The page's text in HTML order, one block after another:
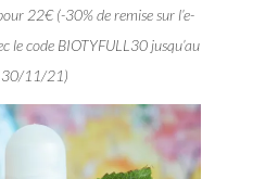
22€ (-30% de remise sur l’e-
le code BIOTYFULL30 jusqu’au
30/11/21)